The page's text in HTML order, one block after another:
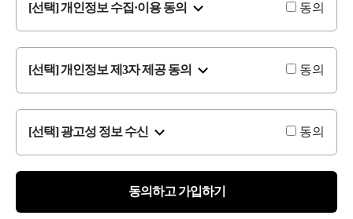
[선택] 개인정보 수집·이용 동의 동의
[선택] 개인정보 제3자 제공 동의 동의
[선택] 광고성 정보 수신 동의
동의하고 가입하기